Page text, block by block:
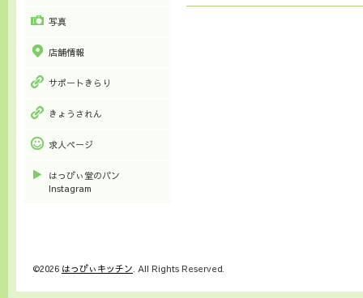
写真
店舗情報
サポートきらり
きょうされん
求人ページ
はっぴぃ堂のパン
Instagram
©2026 はっぴぃキッチン. All Rights Reserved.